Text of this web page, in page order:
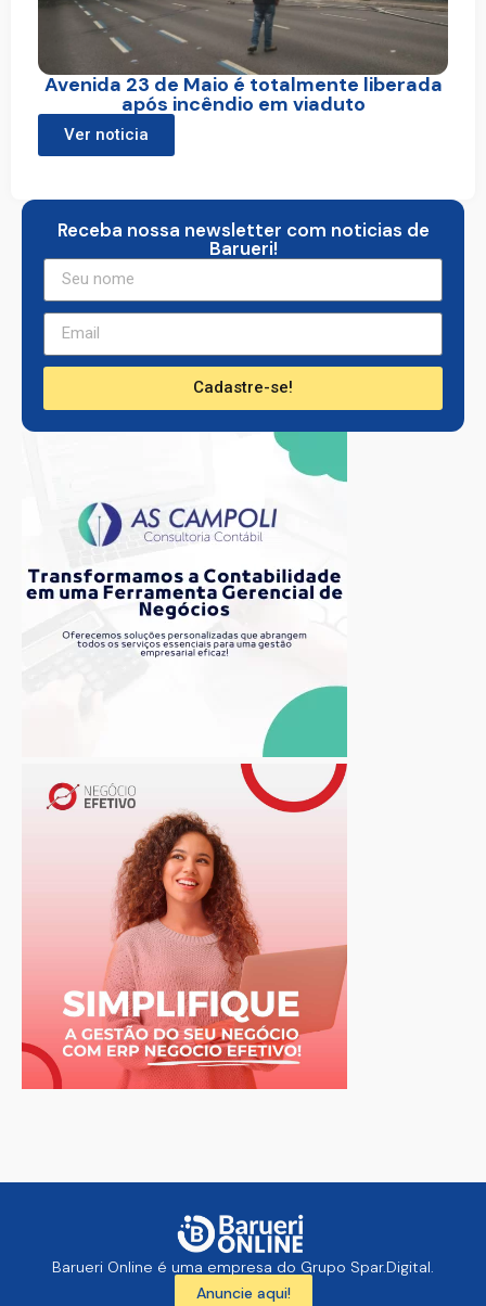
Avenida 23 de Maio é totalmente liberada
após incêndio em viaduto
Ver noticia
Receba nossa newsletter com noticias de
Barueri!
Cadastre-se!
Barueri Online é uma empresa do Grupo Spar.Digital.
Anuncie aqui!